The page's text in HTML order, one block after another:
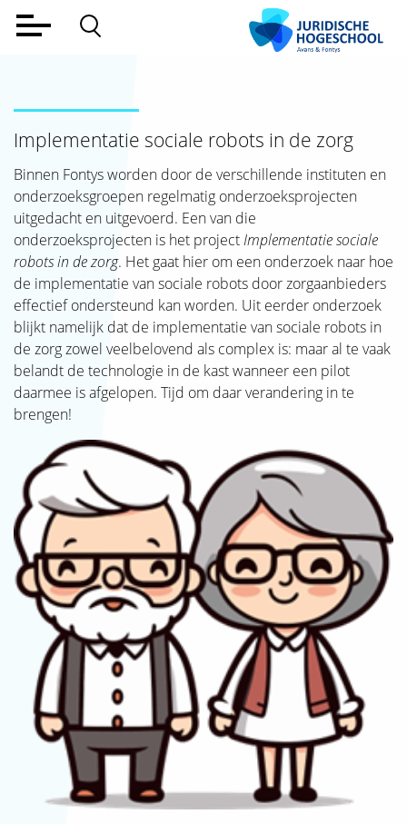
Deeltijd
Werkveld
Alumni
Lectoraat
Over ons
Aanmelden
Contact
SJAK
Implementatie sociale robots in de zorg
Binnen Fontys worden door de verschillende instituten en
onderzoeksgroepen regelmatig onderzoeksprojecten
uitgedacht en uitgevoerd. Een van die
onderzoeksprojecten is het projectImplementatie sociale
robots in de zorg. Het gaat hier om een onderzoek naar hoe
de implementatie van sociale robots door zorgaanbieders
effectief ondersteund kan worden. Uit eerder onderzoek
blijkt namelijk dat de implementatie van sociale robots in
de zorg zowel veelbelovend als complex is: maar al te vaak
belandt de technologie in de kast wanneer een pilot
daarmee is afgelopen. Tijd om daar verandering in te
brengen!